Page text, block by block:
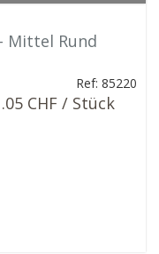
Mittel Rund
Ref: 85220
CHF / Stück